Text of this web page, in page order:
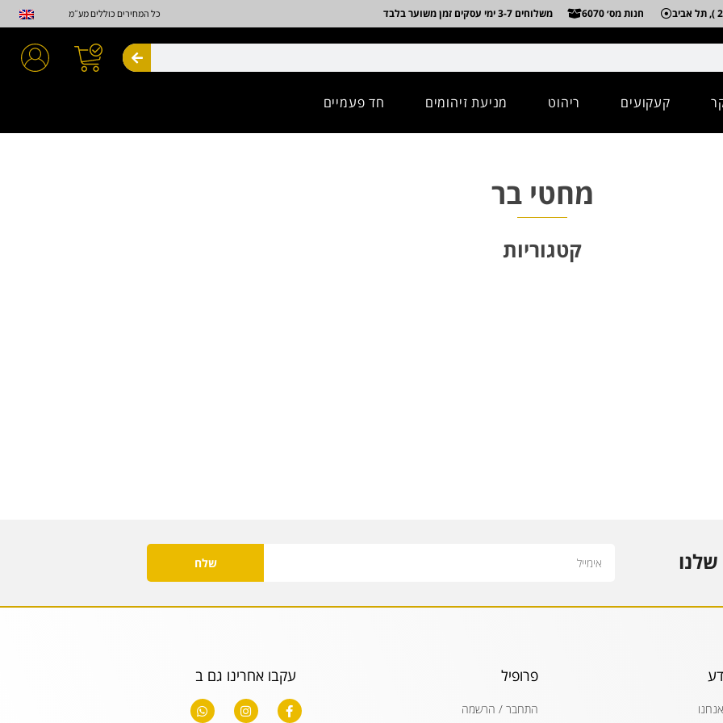
חנות מס׳ 6070 משלוחים 3-7 ימי עסקים זמן משוער בלבד כל המחירים כוללים מע״מ
חיפוש
קעקועים ריהוט מניעת זיהומים חד פעמיים
מחטי בר
קטגוריות
שלח
פרופיל
התחבר / הרשמה
עקבו אחרינו גם ב
F
a
I
n
W
h